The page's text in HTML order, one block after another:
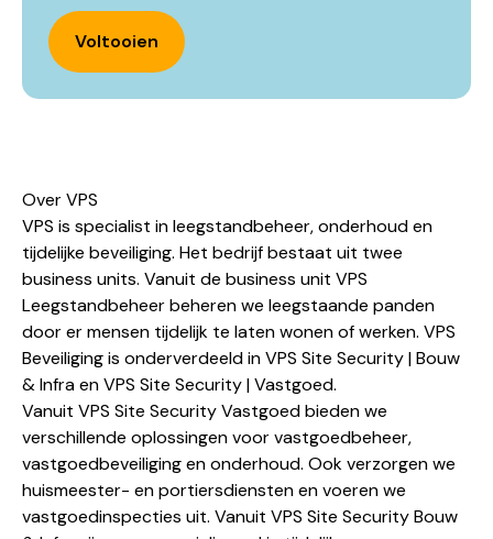
Voltooien
Over VPS
VPS is specialist in leegstandbeheer, onderhoud en
tijdelijke beveiliging. Het bedrijf bestaat uit twee
business units. Vanuit de business unit VPS
Leegstandbeheer beheren we leegstaande panden
door er mensen tijdelijk te laten wonen of werken. VPS
Beveiliging is onderverdeeld in VPS Site Security | Bouw
& Infra en VPS Site Security | Vastgoed.
Vanuit VPS Site Security Vastgoed bieden we
verschillende oplossingen voor vastgoedbeheer,
vastgoedbeveiliging en onderhoud. Ook verzorgen we
huismeester- en portiersdiensten en voeren we
vastgoedinspecties uit. Vanuit VPS Site Security Bouw